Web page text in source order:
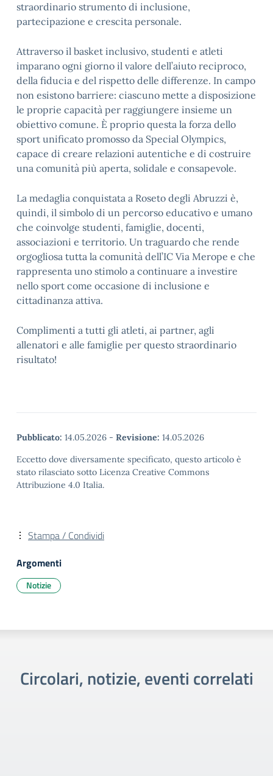
straordinario strumento di inclusione,
partecipazione e crescita personale.
Attraverso il basket inclusivo, studenti e atleti
imparano ogni giorno il valore dell’aiuto reciproco,
della fiducia e del rispetto delle differenze. In campo
non esistono barriere: ciascuno mette a disposizione
le proprie capacità per raggiungere insieme un
obiettivo comune. È proprio questa la forza dello
sport unificato promosso da Special Olympics,
capace di creare relazioni autentiche e di costruire
una comunità più aperta, solidale e consapevole.
La medaglia conquistata a Roseto degli Abruzzi è,
quindi, il simbolo di un percorso educativo e umano
che coinvolge studenti, famiglie, docenti,
associazioni e territorio. Un traguardo che rende
orgogliosa tutta la comunità dell’IC Via Merope e che
rappresenta uno stimolo a continuare a investire
nello sport come occasione di inclusione e
cittadinanza attiva.
Complimenti a tutti gli atleti, ai partner, agli
allenatori e alle famiglie per questo straordinario
risultato!
Pubblicato: 14.05.2026 - Revisione: 14.05.2026
Eccetto dove diversamente specificato, questo articolo è
stato rilasciato sotto Licenza Creative Commons
Attribuzione 4.0 Italia.
Stampa / Condividi
Argomenti
Notizie
Circolari, notizie, eventi correlati